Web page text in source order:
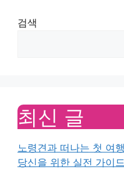
검색
최신 글
노령견과 떠나는 첫 여
당신을 위한 실전 가이드